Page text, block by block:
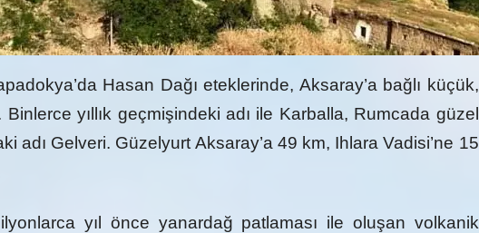
Hasan Dağı eteklerinde, Aksaray’a bağlı küçük,
yıllık geçmişindeki adı ile Karballa, Rumcada güzel
adı Gelveri. Güzelyurt Aksaray’a 49 km, Ihlara Vadisi’ne 15
yıl önce yanardağ patlaması ile oluşan volkanik